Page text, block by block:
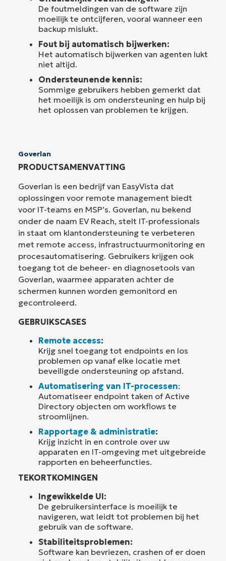
De foutmeldingen van de software zijn
moeilijk te ontcijferen, vooral wanneer een
backup mislukt.
Fout bij automatisch bijwerken:
Het automatisch bijwerken van agenten lukt
niet altijd.
Ondersteunende kennis:
Sommige gebruikers hebben gemerkt dat
het moeilijk is om ondersteuning en hulp bij
het oplossen van problemen te krijgen.
Goverlan
PRODUCTSAMENVATTING
Goverlan is een bedrijf van EasyVista dat
oplossingen voor remote management biedt
voor IT-teams en MSP’s. Goverlan, nu bekend
onder de naam EV Reach, stelt IT-professionals
in staat om klantondersteuning te verbeteren
met remote access, infrastructuurmonitoring en
procesautomatisering. Gebruikers krijgen ook
toegang tot de beheer- en diagnosetools van
Goverlan, waarmee apparaten achter de
schermen kunnen worden gemonitord en
gecontroleerd.
GEBRUIKSCASES
Remote access:
Krijg snel toegang tot endpoints en los
problemen op vanaf elke locatie met
beveiligde ondersteuning op afstand.
Automatisering van IT-processen:
Automatiseer endpoint taken of Active
Directory objecten om workflows te
stroomlijnen.
Rapportage & administratie:
Krijg inzicht in en controle over uw
apparaten en IT-omgeving met uitgebreide
rapporten en beheerfuncties.
TEKORTKOMINGEN
Ingewikkelde UI:
De gebruikersinterface is moeilijk te
navigeren, wat leidt tot problemen bij het
gebruik van de software.
Stabiliteitsproblemen:
Software kan bevriezen, crashen of er doen